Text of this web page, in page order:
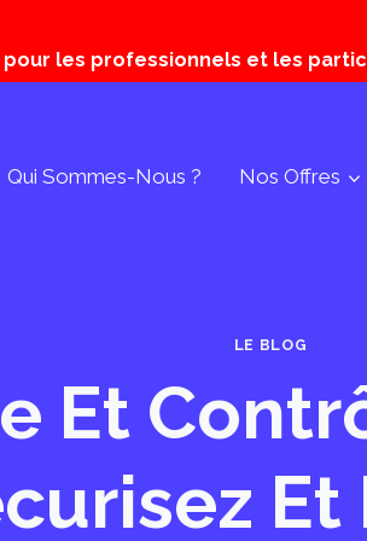
les professionnels et les
Qui Sommes-Nous ? Nos Offres
LE BLOG
Et